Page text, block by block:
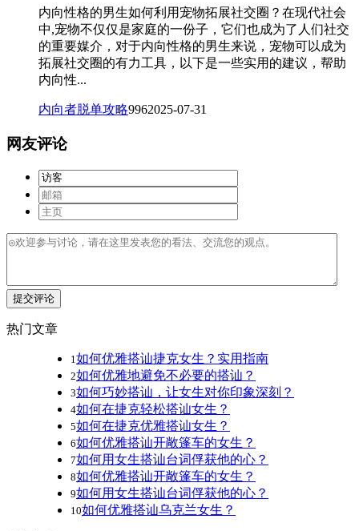
内向性格的男生如何利用宠物拓展社交圈？在现代社会
中,宠物不仅仅是家庭的一份子，它们也成为了人们社交
的重要媒介，对于内向性格的男生来说，宠物可以成为
拓展社交圈的有力工具，以下是一些实用的建议，帮助
内向性...
内向者脱单攻略9962025-07-31
网友评论
提交评论
热门文章
1 如何优雅搭讪捷克女生？实用指南
2如何优雅地避免不必要的搭讪？
3如何巧妙搭讪，让女生对你印象深刻？
4如何在捷克轻松搭讪女生？
5如何在捷克优雅搭讪女生？
6如何优雅搭讪开敞篷车的女生？
7如何用女生搭讪台词俘获他的心？
8如何优雅搭讪开敞篷车的女生？
9如何用女生搭讪台词俘获他的心？
10如何优雅搭讪乌克兰女生？